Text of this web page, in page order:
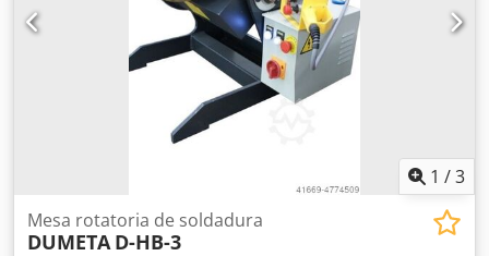
electrónicos de Siemens y Schneider. • Control de
frecuencia, regulación de velocidad muy precisa. • Plato
giratorio con orificio central de gran tamaño y ranuras en
T. • Alta estabilidad gracias a un diseño bien pensado. •
Certificado CE. • Excelente relación calidad-precio. • La
serie D-TLP se suministra con control remoto y pedal
(izquierda/derecha). No se incluyen imágenes originales.
1 /3
Mesa rotatoria de soldadura
DUMETA D-HB-3